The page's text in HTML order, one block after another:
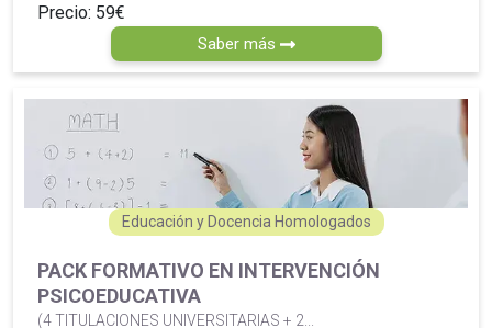
Precio: 59€
Saber más
Educación y Docencia Homologados
PACK FORMATIVO EN INTERVENCIÓN
PSICOEDUCATIVA
(4 TITULACIONES UNIVERSITARIAS + 2...